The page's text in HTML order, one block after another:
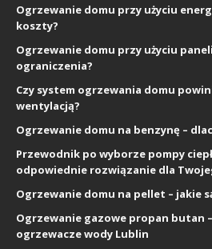
Ogrzewanie domu przy użyciu
koszty?
Ogrzewanie domu przy użyciu
ograniczenia?
Czy system ogrzewania domu
wentylacją?
Ogrzewanie domu na benzynę –
Przewodnik po wyborze pompy
odpowiednie rozwiązanie dla
Ogrzewanie domu na pellet – jakie
Ogrzewanie gazowe propan butan
ogrzewacze wody Lublin